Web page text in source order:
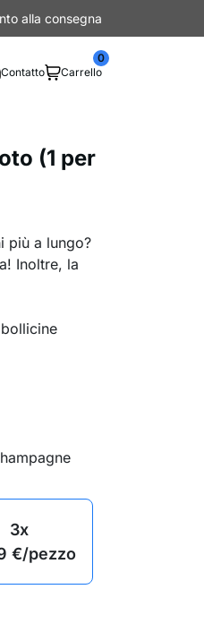
alla consegna
Contatto Carrello
0
(1 per
più a lungo?
Inoltre, la
3x
€/pezzo